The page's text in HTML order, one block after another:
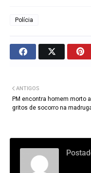
Polícia
ANTIGOS
PM encontra homem morto
gritos de socorro na